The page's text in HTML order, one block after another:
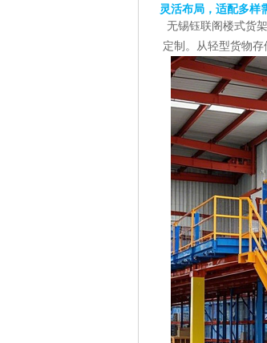
灵活布局，适配多样
无锡钰联阁楼式货
定制。从轻型货物存